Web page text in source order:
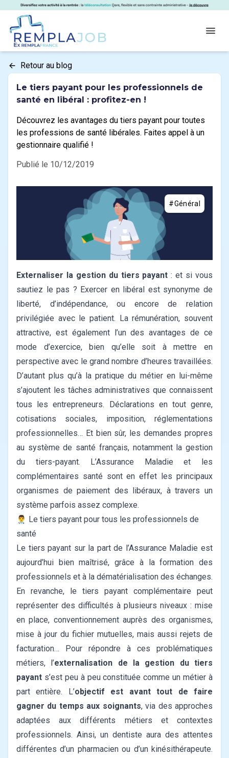
RemplaJob
Retour au blog
Le tiers payant pour les professionnels de
santé en libéral : profitez-en !
Découvrez les avantages du tiers payant pour toutes
les professions de santé libérales. Faites appel à un
gestionnaire qualifié !
Publié le 10/12/2019
#Général
Externaliser la gestion du tiers payant : et si vous
sautiez le pas ? Exercer en libéral est synonyme de
liberté, d’indépendance, ou encore de relation
privilégiée avec le patient. La rémunération, souvent
attractive, est également l’un des avantages de ce
mode d’exercice, bien qu’elle soit à mettre en
perspective avec le grand nombre d’heures travaillées.
D’autant plus qu’à la pratique du métier en lui-même
s’ajoutent les tâches administratives que connaissent
tous les entrepreneurs. Déclarations en tout genre,
cotisations sociales, imposition, réglementations
professionnelles… Et bien sûr, les demandes propres
au système de santé français, notamment la gestion
du tiers-payant. L’Assurance Maladie et les
complémentaires santé sont en effet les principaux
organismes de paiement des libéraux, à travers un
système parfois assez complexe.
👨‍⚕️ Le tiers payant pour tous les professionnels de
santé
Le tiers payant sur la part de l’Assurance Maladie est
aujourd’hui bien maîtrisé, grâce à la formation des
professionnels et à la dématérialisation des échanges.
En revanche, le tiers payant complémentaire peut
représenter des difficultés à plusieurs niveaux : mise
en place, conventionnement auprès des organismes,
mise à jour du fichier mutuelles, mais aussi rejets de
facturation… Pour répondre à ces problématiques
métiers, l’externalisation de la gestion du tiers
payant s’est peu à peu constituée comme un métier à
part entière. L’objectif est avant tout de faire
gagner du temps aux soignants, via des approches
adaptées aux différents métiers et contextes
professionnels. Ainsi, un dentiste aura des attentes
différentes d’un pharmacien ou d’un kinésithérapeute.
Panneau de gestion des cookies